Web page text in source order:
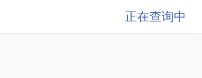
正在查询中